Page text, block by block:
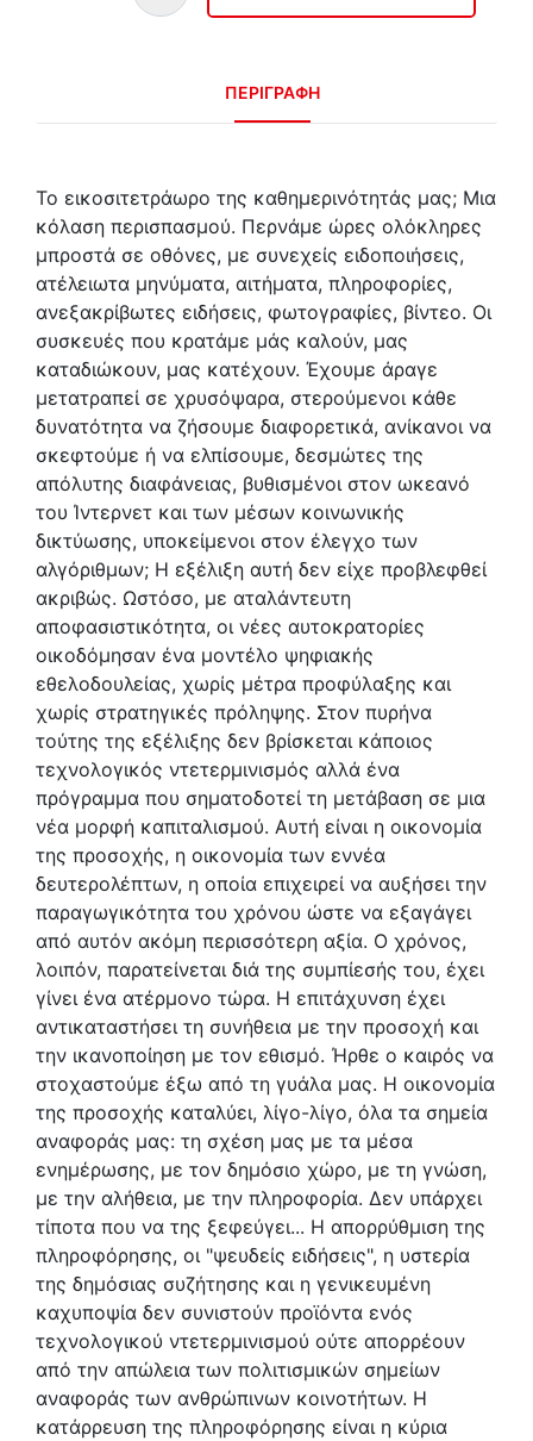
ΠΕΡΙΓΡΑΦΗ
Το εικοσιτετράωρο της καθημερινότητάς μας; Μια
κόλαση περισπασμού. Περνάμε ώρες ολόκληρες
μπροστά σε οθόνες, με συνεχείς ειδοποιήσεις,
ατέλειωτα μηνύματα, αιτήματα, πληροφορίες,
ανεξακρίβωτες ειδήσεις, φωτογραφίες, βίντεο. Οι
συσκευές που κρατάμε μάς καλούν, μας
καταδιώκουν, μας κατέχουν. Έχουμε άραγε
μετατραπεί σε χρυσόψαρα, στερούμενοι κάθε
δυνατότητα να ζήσουμε διαφορετικά, ανίκανοι να
σκεφτούμε ή να ελπίσουμε, δεσμώτες της
απόλυτης διαφάνειας, βυθισμένοι στον ωκεανό
του Ίντερνετ και των μέσων κοινωνικής
δικτύωσης, υποκείμενοι στον έλεγχο των
αλγόριθμων; Η εξέλιξη αυτή δεν είχε προβλεφθεί
ακριβώς. Ωστόσο, με αταλάντευτη
αποφασιστικότητα, οι νέες αυτοκρατορίες
οικοδόμησαν ένα μοντέλο ψηφιακής
εθελοδουλείας, χωρίς μέτρα προφύλαξης και
χωρίς στρατηγικές πρόληψης. Στον πυρήνα
τούτης της εξέλιξης δεν βρίσκεται κάποιος
τεχνολογικός ντετερμινισμός αλλά ένα
πρόγραμμα που σηματοδοτεί τη μετάβαση σε μια
νέα μορφή καπιταλισμού. Αυτή είναι η οικονομία
της προσοχής, η οικονομία των εννέα
δευτερολέπτων, η οποία επιχειρεί να αυξήσει την
παραγωγικότητα του χρόνου ώστε να εξαγάγει
από αυτόν ακόμη περισσότερη αξία. Ο χρόνος,
λοιπόν, παρατείνεται διά της συμπίεσής του, έχει
γίνει ένα ατέρμονο τώρα. Η επιτάχυνση έχει
αντικαταστήσει τη συνήθεια με την προσοχή και
την ικανοποίηση με τον εθισμό. Ήρθε ο καιρός να
στοχαστούμε έξω από τη γυάλα μας. Η οικονομία
της προσοχής καταλύει, λίγο-λίγο, όλα τα σημεία
αναφοράς μας: τη σχέση μας με τα μέσα
ενημέρωσης, με τον δημόσιο χώρο, με τη γνώση,
με την αλήθεια, με την πληροφορία. Δεν υπάρχει
τίποτα που να της ξεφεύγει... Η απορρύθμιση της
πληροφόρησης, οι "ψευδείς ειδήσεις", η υστερία
της δημόσιας συζήτησης και η γενικευμένη
καχυποψία δεν συνιστούν προϊόντα ενός
τεχνολογικού ντετερμινισμού ούτε απορρέουν
από την απώλεια των πολιτισμικών σημείων
αναφοράς των ανθρώπινων κοινοτήτων. Η
κατάρρευση της πληροφόρησης είναι η κύρια